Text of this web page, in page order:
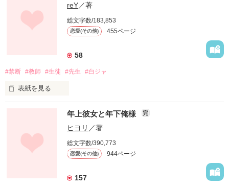
吉沢唯衣（よしざわゆい）
まあ、普通女子。
アイツ
結構イケメン。
で、俺様系。
留守中の彼との部屋に突然現われた俺様男。
reY／著
総文字数/183,853
恋愛(その他) 455ページ
58
#禁断 #教師 #生徒 #先生 #白ジャ
表紙を見る
【先生から見た、もうひとつの白ｼﾞｬです】
先生…
年上彼女と年下俺様 完
ヒヨリ ／著
総文字数/390,773
恋愛(その他) 944ページ
157